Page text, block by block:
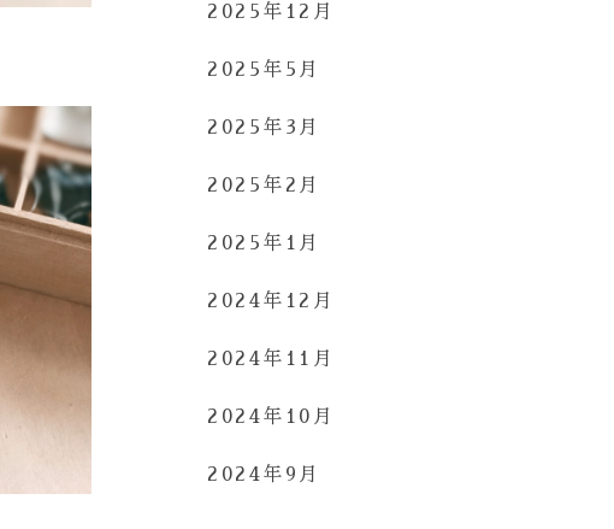
2025年12月
2025年5月
2025年3月
2025年2月
2025年1月
2024年12月
2024年11月
2024年10月
2024年9月